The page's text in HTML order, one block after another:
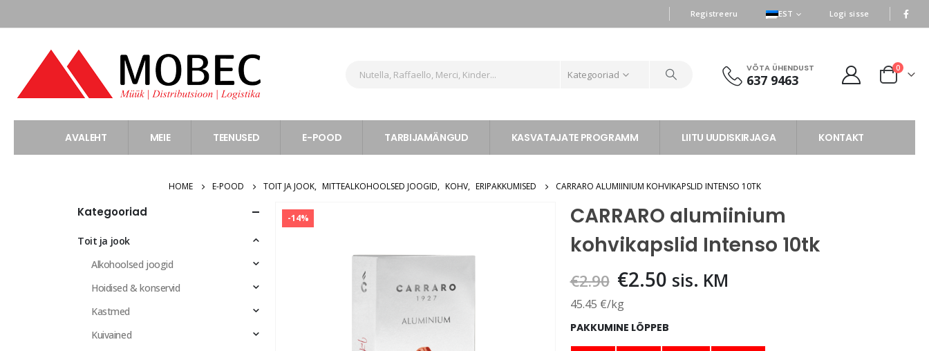
Registreeru EST Logi sisse
Kategooriad
VÕTA ÜHENDUST
637 9463
0
AVALEHT MEIE TEENUSED E-POOD TARBIJAMÄNGUD KASVATAJATE PROGRAMM LIITU UUDISKIRJAGA KONTAKT
HOME E-POOD TOIT JA JOOK, MITTEALKOHOOLSED JOOGID, KOHV, ERIPAKKUMISED CARRARO ALUMIINIUM KOHVIKAPSLID INTENSO 10TK
-14%
CARRARO alumiinium
kohvikapslid Intenso 10tk
€2.90 Algne
hind
oli:
€2.90.
€2.50 Praegune
on:
€2.50.
sis. KM
45.45 €/kg
PAKKUMINE LÕPPEB
Kategooriad
Toit ja jook
Alkohoolsed joogid
Hoidised & konservid
Kastmed
Kuivained